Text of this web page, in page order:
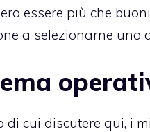
essere più che
a selezionarne uno
di cui discutere qui, i